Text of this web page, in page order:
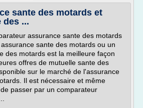
sante des motards et
des ...
assurance sante des motards
sante des motards ou un
des motards est la meilleure façon
offres de mutuelle sante des
sur le marché de l'assurance
Il est nécessaire et même
passer par un comparateur